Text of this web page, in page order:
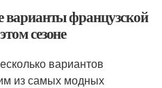
французской
сезоне
вариантов
из самых модных